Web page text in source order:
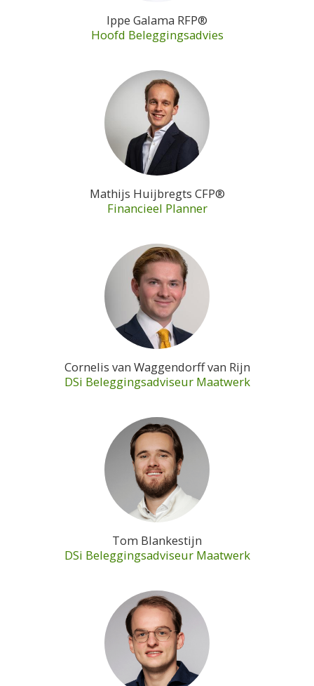
Ippe Galama RFP®
Hoofd Beleggingsadvies
Mathijs Huijbregts CFP®
Financieel Planner
Cornelis van Waggendorff van Rijn
DSi Beleggingsadviseur Maatwerk
Tom Blankestijn
DSi Beleggingsadviseur Maatwerk